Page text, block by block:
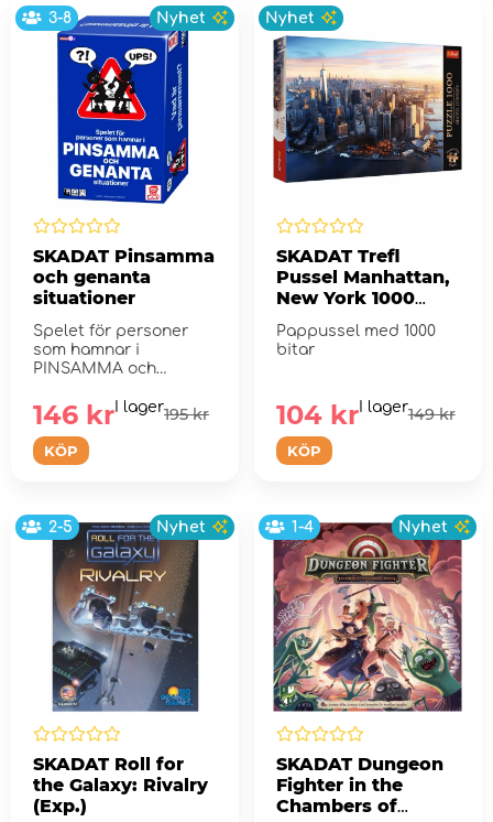
3-8 Nyhet
SKADAT Pinsamma
och genanta
situationer
Spelet för personer
som hamnar i
PINSAMMA och
KÖP
195 kr
146 kr I lager
Nyhet
SKADAT Trefl
Pussel Manhattan,
New York 1000
Pappussel med 1000
bitar
KÖP
149 kr
104 krI lager
2-5 Nyhet
SKADAT Roll for
the Galaxy: Rivalry
(Exp.)
1-4 Nyhet
SKADAT Dungeon
Fighter in the
Chambers of